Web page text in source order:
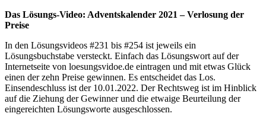
Das Lösungs-Video: Adventskalender 2021 – Verlosung der
Preise
In den Lösungsvideos #231 bis #254 ist jeweils ein
Lösungsbuchstabe versteckt. Einfach das Lösungswort auf der
Internetseite von loesungsvidoe.de eintragen und mit etwas Glück
einen der zehn Preise gewinnen. Es entscheidet das Los.
Einsendeschluss ist der 10.01.2022. Der Rechtsweg ist im Hinblick
auf die Ziehung der Gewinner und die etwaige Beurteilung der
eingereichten Lösungsworte ausgeschlossen.